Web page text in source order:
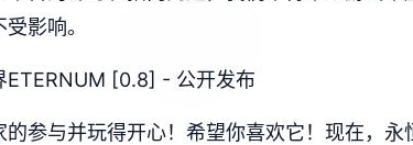
影响。
ETERNUM [0.8] - 公开发布
的参与并玩得开心！希望你喜欢它！现在，